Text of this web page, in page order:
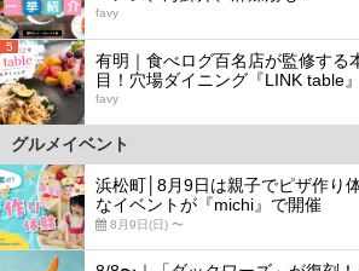
favy
5
有明｜食べログ百名店が監修する
目！穴場ダイニング『LINK table』
favy
グルメイベント
浜松町│8月9日は親子でピザ作り
なイベントが『michi』で開催
8月9日(日) 〜